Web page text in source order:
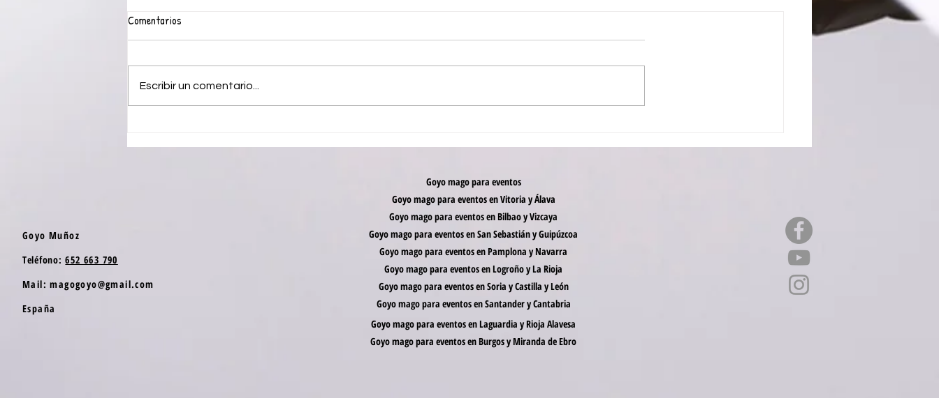
El Secreto para Unir a Todo el
comuniones? (Y por qué lo barato
para niños: Por qué la cultura es
Comentarios
Escribir un comentario...
Goyo mago para eventos
Goyo mago para eventos en Vitoria y Álava
Goyo Muñoz
Teléfono:652 663 790
Mail:magogoyo@gmail.com
España
Goyo mago para eventos en Bilbao y Vizcaya
Goyo mago para eventos en San Sebastián y Guipúzcoa
Goyo mago para eventos en Pamplona y Navarra
Goyo mago para eventos en Logroño y La Rioja
Goyo mago para eventos en Soria y Castilla y León
Goyo mago para eventos en Santander y Cantabria
Goyo mago para eventos en Laguardia y Rioja Alavesa
Goyo mago para eventos en Burgos y Miranda de Ebro